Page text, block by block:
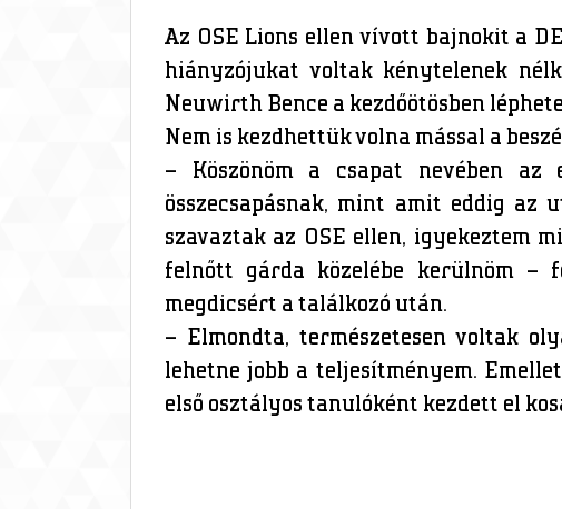
Az OSE Lions ellen vívott bajnokit a
hiányzójukat voltak kénytelenek
Neuwirth Bence a kezdőötösben
Nem is kezdhettük volna mással a
– Köszönöm a csapat nevében az
összecsapásnak, mint amit eddig az
szavaztak az OSE ellen, igyekeztem
felnőtt gárda közelébe kerülnöm –
megdicsért a találkozó után.
– Elmondta, természetesen voltak
lehetne jobb a teljesítményem.
első osztályos tanulóként kezdett el